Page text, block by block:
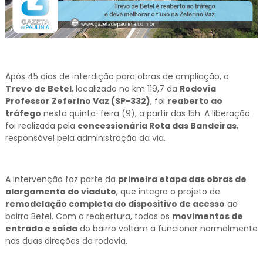
Após 45 dias de interdição para obras de ampliação, o
Trevo de Betel, localizado no km 119,7 da Rodovia
Professor Zeferino Vaz (SP-332), foi reaberto ao
tráfego nesta quinta-feira (9), a partir das 15h. A liberação
foi realizada pela concessionária Rota das Bandeiras,
responsável pela administração da via.
A intervenção faz parte da primeira etapa das obras de
alargamento do viaduto, que integra o projeto de
remodelação completa do dispositivo de acesso ao
bairro Betel. Com a reabertura, todos os movimentos de
entrada e saídado bairro voltam a funcionar normalmente
nas duas direções da rodovia.